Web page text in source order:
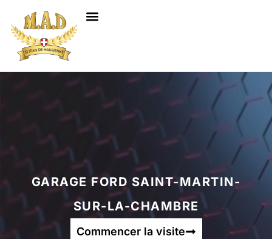
GARAGE FORD SAINT-MARTIN-
SUR-LA-CHAMBRE
Commencer la visite